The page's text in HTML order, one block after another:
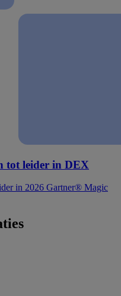
tot leider in DEX
in 2026 Gartner® Magic